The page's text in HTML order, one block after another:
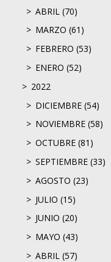
ABRIL (70)
MARZO (61)
FEBRERO (53)
ENERO (52)
2022
DICIEMBRE (54)
NOVIEMBRE (58)
OCTUBRE (81)
SEPTIEMBRE (33)
AGOSTO (23)
JULIO (15)
JUNIO (20)
MAYO (43)
ABRIL (57)